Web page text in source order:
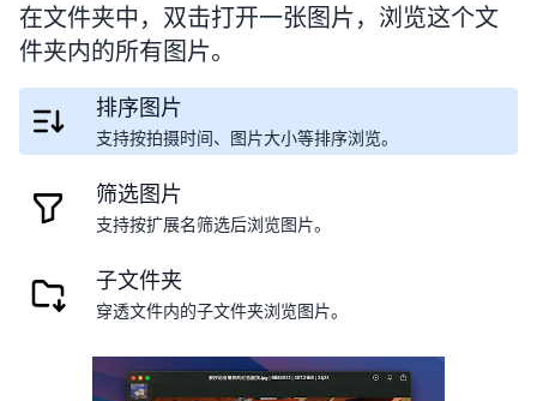
在文件夹中，双击打开一张图片，浏览这个文
件夹内的所有图片。
排序图片
支持按拍摄时间、图片大小等排序浏览。
筛选图片
支持按扩展名筛选后浏览图片。
子文件夹
穿透文件内的子文件夹浏览图片。